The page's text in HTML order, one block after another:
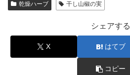
乾燥ハーブ 干し山椒の実
シェアする
X はてブ
コピー